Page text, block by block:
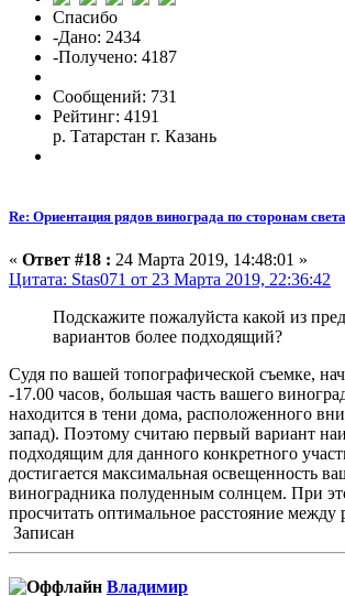
Спасибо
-Дано: 2434
-Получено: 4187
Сообщений: 731
Рейтинг: 4191
р. Татарстан г. Казань
Re: Ориентация рядов винограда по сторонам света
« Ответ #18 : 24 Марта 2019, 14:48:01 »
Цитата: Stas071 от 23 Марта 2019, 22:36:42
Подскажите пожалуйста какой из
вариантов более подходящий?
Судя по вашей топографической съемке,
-17.00 часов, большая часть вашего
находится в тени дома, расположенного
запад). Поэтому считаю первый вариант
подходящим для данного конкретного
достигается максимальная освещенность
виноградника полуденным солнцем. При
просчитать оптимальное расстояние между
Записан
Владимиp